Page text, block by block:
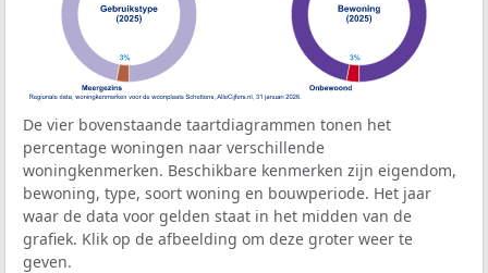
De vier bovenstaande taartdiagrammen tonen het
percentage woningen naar verschillende
woningkenmerken. Beschikbare kenmerken zijn eigendom,
bewoning, type, soort woning en bouwperiode. Het jaar
waar de data voor gelden staat in het midden van de
grafiek. Klik op de afbeelding om deze groter weer te
geven.